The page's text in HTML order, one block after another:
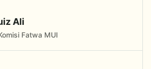
Ali
Fatwa MUI